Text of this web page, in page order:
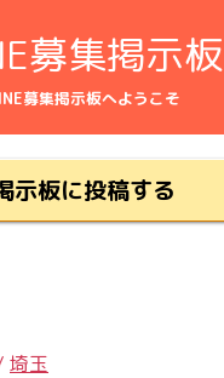
募集掲示板
募集掲示板へようこそ
示板に投稿する
埼玉